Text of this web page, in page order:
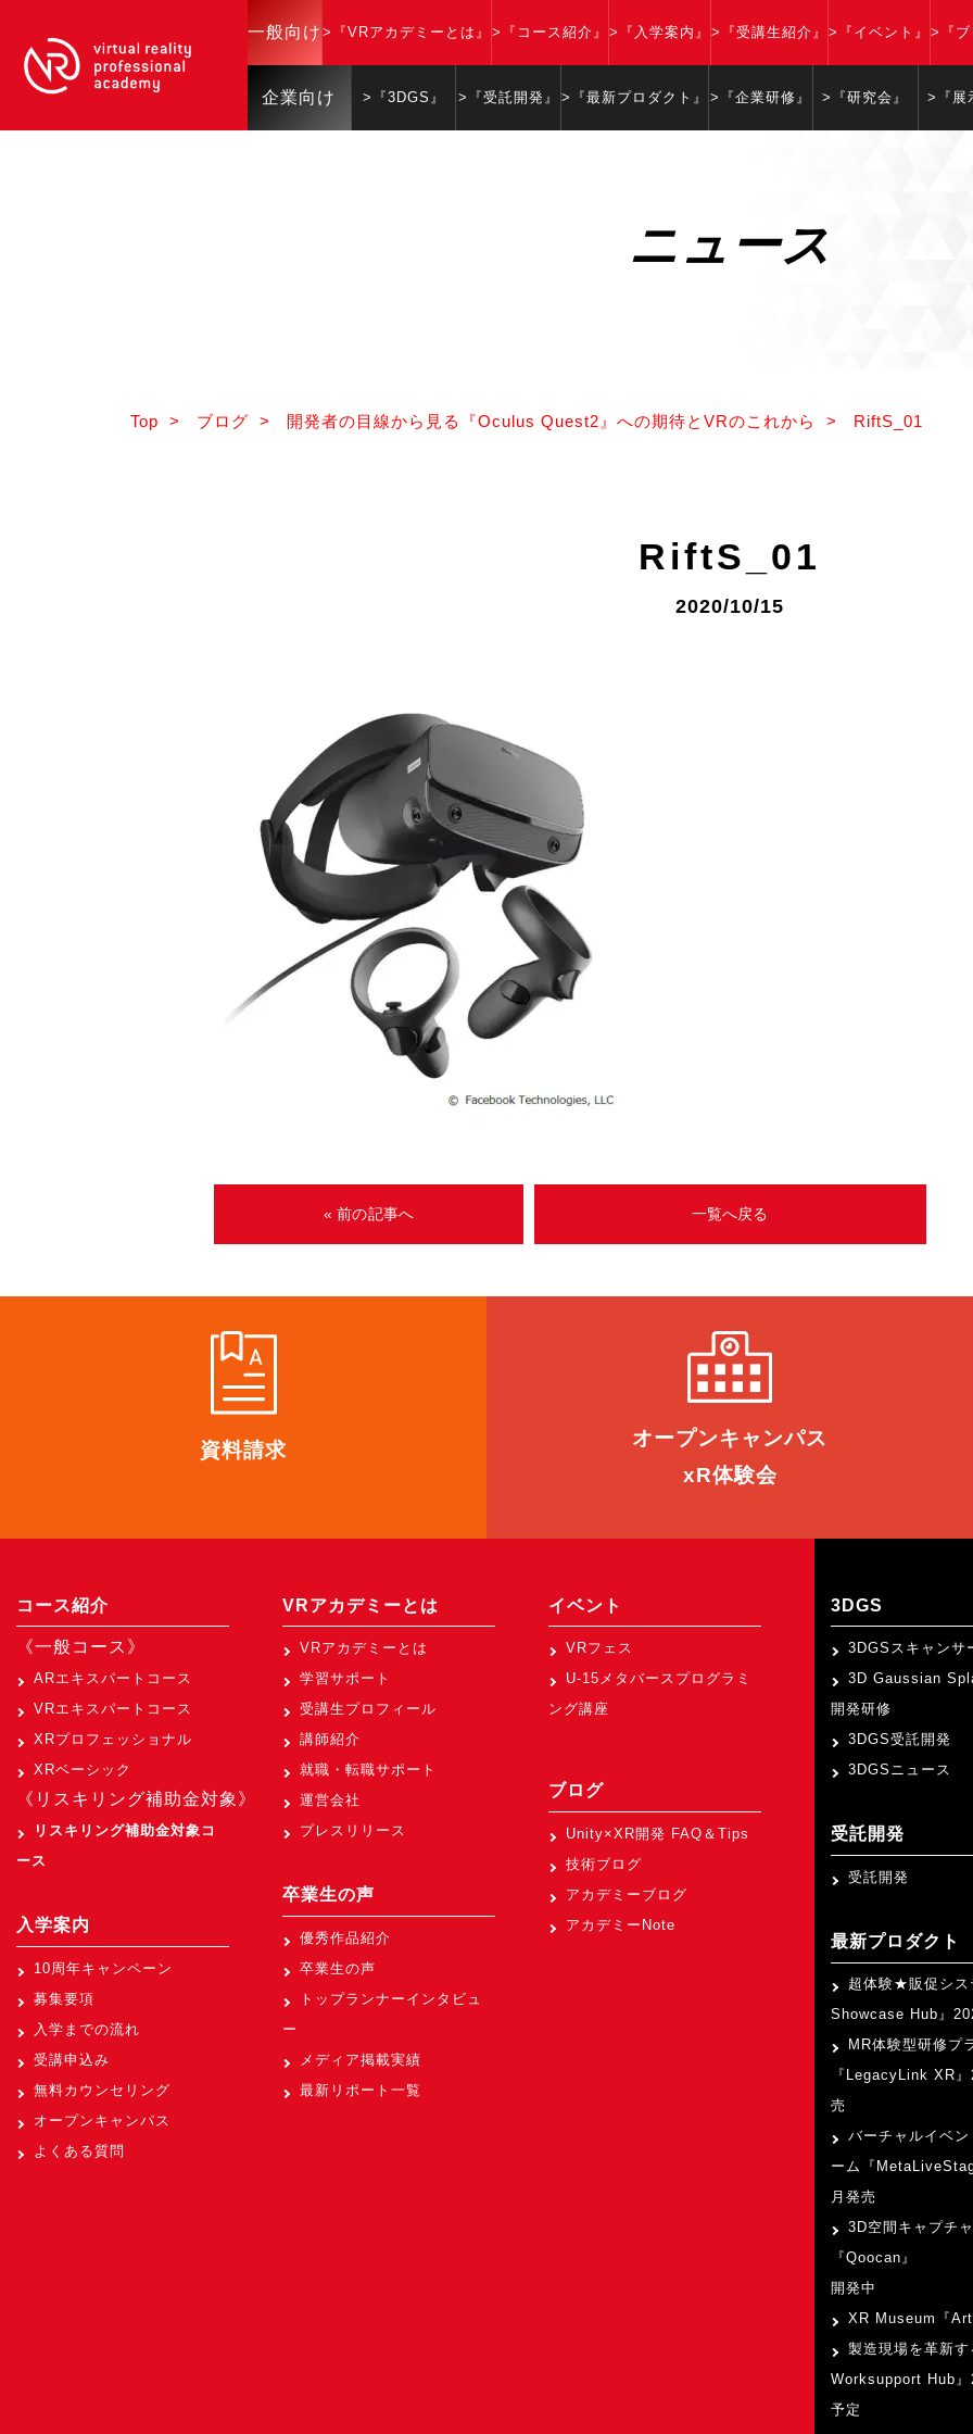
一般向け >『VRアカデミーとは』 >『コース紹介』 >『入学案内』 >『受講生紹介』 >『イベント』 >『ブ
企業向け >『3DGS』 >『受託開発』 >『最新プロダクト』 >『企業研修』 >『研究会』 >『展
ニュース
Top > ブログ > 開発者の目線から見る『Oculus Quest2』への期待とVRのこれから > RiftS_01
RiftS_01
2020/10/15
« 前の記事へ 一覧へ戻る
資料請求 オープンキャンパス
xR体験会
コース紹介
《一般コース》
ARエキスパートコース
VRエキスパートコース
XRプロフェッショナル
XRベーシック
《リスキリング補助金対象》
リスキリング補助金対象コ
ース
入学案内
10周年キャンペーン
募集要項
入学までの流れ
受講申込み
無料カウンセリング
オープンキャンパス
よくある質問
VRアカデミーとは
VRアカデミーとは
学習サポート
受講生プロフィール
講師紹介
就職・転職サポート
運営会社
プレスリリース
卒業生の声
優秀作品紹介
卒業生の声
トップランナーインタビュ
ー
メディア掲載実績
最新リポート一覧
イベント
VRフェス
U-15メタバースプログラミ
ング講座
ブログ
Unity×XR開発 FAQ＆Tips
技術ブログ
アカデミーブログ
アカデミーNote
3DGS
3DGSスキャンサ
3D Gaussian
開発研修
3DGS受託開発
3DGSニュース
受託開発
受託開発
最新プロダクト
超体験★販促シス
Showcase Hub』
MR体験型研修プ
『LegacyLink XR
売
バーチャルイベン
ーム『
月発売
3D空間キャプチ
『Qoocan』
開発中
XR Museum『
製造現場を革新
Worksupport Hub』
予定